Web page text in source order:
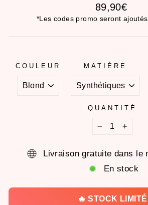
Prix
régulier
89,90€
*Les codes promo seront
COULEUR MATIÈRE
QUANTITÉ
+
Livraison gratuite dans le
En stock
🔥 STOCK LIMITÉ